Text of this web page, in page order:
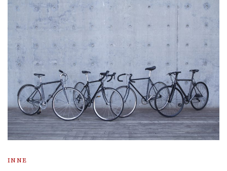
INNE